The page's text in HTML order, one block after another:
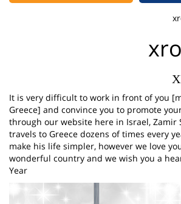
It is very difficult to work in front of you [
Greece] and convince you to promote
through our website here in Israel, Zamir
travels to Greece dozens of times every
make his life simpler, however we love
wonderful country and we wish you a
Year